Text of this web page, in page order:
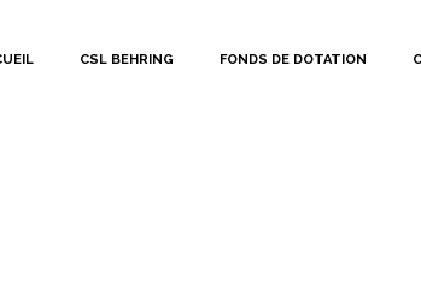
CSL BEHRING FONDS DE DOTATION